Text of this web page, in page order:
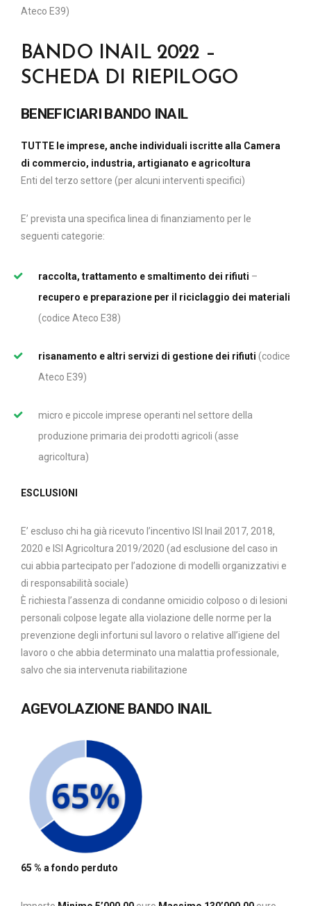
Ateco E39)
BANDO INAIL 2022 –
SCHEDA DI RIEPILOGO
BENEFICIARI BANDO INAIL
TUTTE le imprese, anche individuali iscritte alla Camera
di commercio, industria, artigianato e agricoltura
Enti del terzo settore (per alcuni interventi specifici)
E’ prevista una specifica linea di finanziamento per le
seguenti categorie:
raccolta, trattamento e smaltimento dei rifiuti –
recupero e preparazione per il riciclaggio dei materiali
(codice Ateco E38)
risanamento e altri servizi di gestione dei rifiuti (codice
Ateco E39)
micro e piccole imprese operanti nel settore della
produzione primaria dei prodotti agricoli (asse
agricoltura)
ESCLUSIONI
E’ escluso chi ha già ricevuto l’incentivo ISI Inail 2017, 2018,
2020 e ISI Agricoltura 2019/2020 (ad esclusione del caso in
cui abbia partecipato per l’adozione di modelli organizzativi e
di responsabilità sociale)
È richiesta l’assenza di condanne omicidio colposo o di lesioni
personali colpose legate alla violazione delle norme per la
prevenzione degli infortuni sul lavoro o relative all’igiene del
lavoro o che abbia determinato una malattia professionale,
salvo che sia intervenuta riabilitazione
AGEVOLAZIONE BANDO INAIL
65 % a fondo perduto